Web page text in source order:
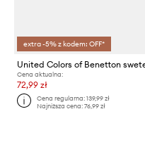
extra -5% z kodem: OFF*
Cena aktualna:
72,99 zł
Cena regularna:139,99 zł
Najniższa cena:76,99 zł